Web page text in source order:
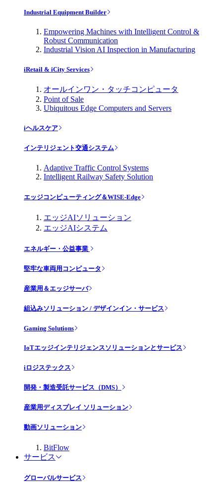
Industrial Equipment Builder
Empowering Machines with Intelligent Control &
Robust Communication
Industrial Vision AI Inspection in Manufacturing
iRetail & iCity Services
オールインワン・タッチコンピュータ
Point of Sale
Ubiquitous Edge Computers and Servers
iヘルスケア
インテリジェント交通システム
Adaptive Traffic Control Systems
Intelligent Railway Safety Solution
エッジコンピューティング＆WISE-Edge
エッジAIソリューション
エッジAIシステム
エネルギー・公益事業
堅牢な車両用コンピュータ
産業用＆エッジサーバ
組込みソリューション / デザインイン・サービス
Gaming Solutions
IoTエッジインテリジェンスソリューションとサービス
iロジステックス
開発・製造受託サービス（DMS）
産業用ディスプレイ ソリューション
動画ソリューション
BitFlow
サービス
グローバルサービス